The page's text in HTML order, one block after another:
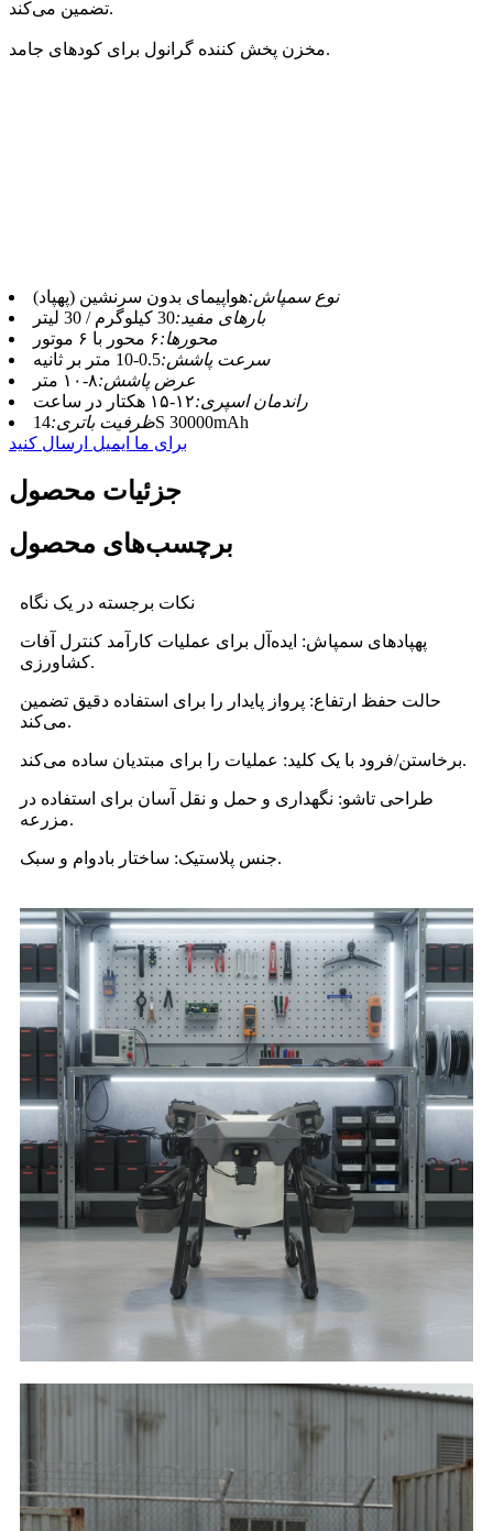
تضمین می‌کند.
مخزن پخش کننده گرانول برای کودهای جامد.
نوع سمپاش:هواپیمای بدون سرنشین (پهپاد)
بارهای مفید:30 کیلوگرم / 30 لیتر
محورها:۶ محور با ۶ موتور
سرعت پاشش:0.5-10 متر بر ثانیه
عرض پاشش:۸-۱۰ متر
راندمان اسپری:۱۲-۱۵ هکتار در ساعت
ظرفیت باتری:14S 30000mAh
برای ما ایمیل ارسال کنید
جزئیات محصول
برچسب‌های محصول
نکات برجسته در یک نگاه
پهپادهای سمپاش: ایده‌آل برای عملیات کارآمد کنترل آفات
کشاورزی.
حالت حفظ ارتفاع: پرواز پایدار را برای استفاده دقیق تضمین
می‌کند.
برخاستن/فرود با یک کلید: عملیات را برای مبتدیان ساده می‌کند.
طراحی تاشو: نگهداری و حمل و نقل آسان برای استفاده در
مزرعه.
جنس پلاستیک: ساختار بادوام و سبک.